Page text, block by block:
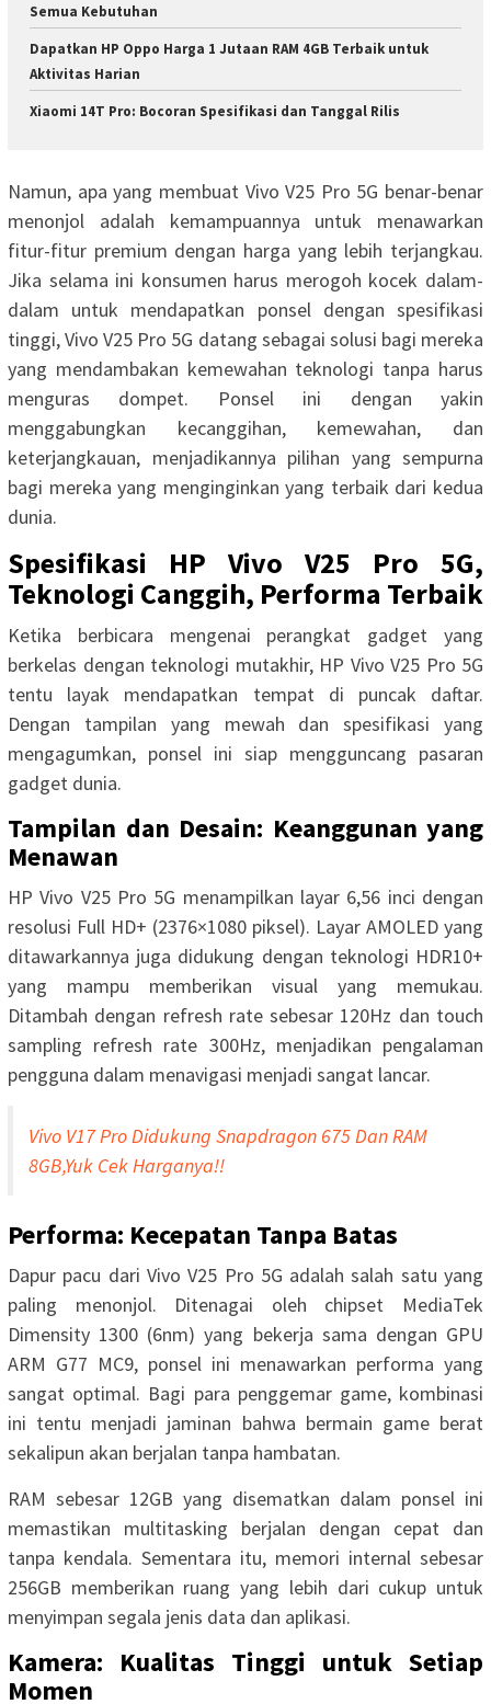
Semua Kebutuhan
Dapatkan HP Oppo Harga 1 Jutaan RAM 4GB Terbaik untuk
Aktivitas Harian
Xiaomi 14T Pro: Bocoran Spesifikasi dan Tanggal Rilis
Namun, apa yang membuat Vivo V25 Pro 5G benar-benar
menonjol adalah kemampuannya untuk menawarkan
fitur-fitur premium dengan harga yang lebih terjangkau.
Jika selama ini konsumen harus merogoh kocek dalam-
dalam untuk mendapatkan ponsel dengan spesifikasi
tinggi, Vivo V25 Pro 5G datang sebagai solusi bagi mereka
yang mendambakan kemewahan teknologi tanpa harus
menguras dompet. Ponsel ini dengan yakin
menggabungkan kecanggihan, kemewahan, dan
keterjangkauan, menjadikannya pilihan yang sempurna
bagi mereka yang menginginkan yang terbaik dari kedua
dunia.
Spesifikasi HP Vivo V25 Pro 5G,
Teknologi Canggih, Performa Terbaik
Ketika berbicara mengenai perangkat gadget yang
berkelas dengan teknologi mutakhir, HP Vivo V25 Pro 5G
tentu layak mendapatkan tempat di puncak daftar.
Dengan tampilan yang mewah dan spesifikasi yang
mengagumkan, ponsel ini siap mengguncang pasaran
gadget dunia.
Tampilan dan Desain: Keanggunan yang
Menawan
HP Vivo V25 Pro 5G menampilkan layar 6,56 inci dengan
resolusi Full HD+ (2376×1080 piksel). Layar AMOLED yang
ditawarkannya juga didukung dengan teknologi HDR10+
yang mampu memberikan visual yang memukau.
Ditambah dengan refresh rate sebesar 120Hz dan touch
sampling refresh rate 300Hz, menjadikan pengalaman
pengguna dalam menavigasi menjadi sangat lancar.
Vivo V17 Pro Didukung Snapdragon 675 Dan RAM
8GB,Yuk Cek Harganya!!
Performa: Kecepatan Tanpa Batas
Dapur pacu dari Vivo V25 Pro 5G adalah salah satu yang
paling menonjol. Ditenagai oleh chipset MediaTek
Dimensity 1300 (6nm) yang bekerja sama dengan GPU
ARM G77 MC9, ponsel ini menawarkan performa yang
sangat optimal. Bagi para penggemar game, kombinasi
ini tentu menjadi jaminan bahwa bermain game berat
sekalipun akan berjalan tanpa hambatan.
RAM sebesar 12GB yang disematkan dalam ponsel ini
memastikan multitasking berjalan dengan cepat dan
tanpa kendala. Sementara itu, memori internal sebesar
256GB memberikan ruang yang lebih dari cukup untuk
menyimpan segala jenis data dan aplikasi.
Kamera: Kualitas Tinggi untuk Setiap
Momen